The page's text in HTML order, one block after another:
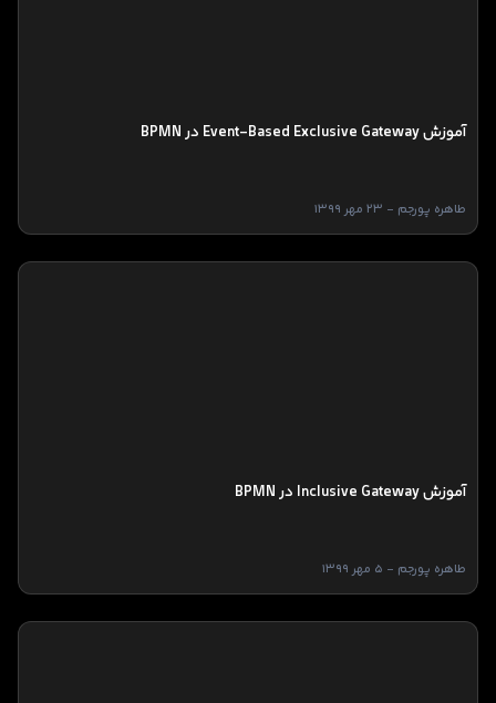
آموزش Event-Based Exclusive Gateway در BPMN
طاهره پورجم - 23 مهر 1399
آموزش Inclusive Gateway در BPMN
طاهره پورجم - 5 مهر 1399